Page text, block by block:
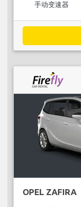
手动变速器
OPEL ZAFIRA